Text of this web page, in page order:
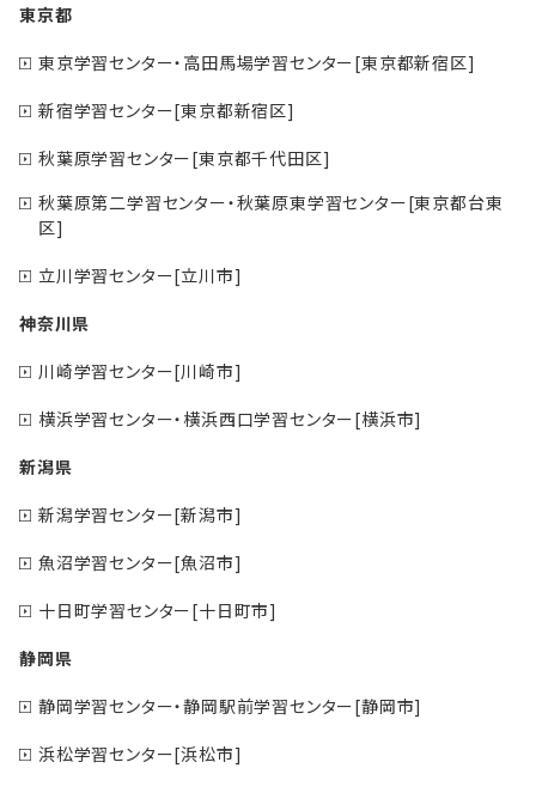
東京都
東京学習センター・高田馬場学習センター[東京都新宿区]
新宿学習センター[東京都新宿区]
秋葉原学習センター[東京都千代田区]
秋葉原第二学習センター・秋葉原東学習センター[東京都台東
区]
立川学習センター[立川市]
神奈川県
川崎学習センター[川崎市]
横浜学習センター・横浜西口学習センター[横浜市]
新潟県
新潟学習センター[新潟市]
魚沼学習センター[魚沼市]
十日町学習センター[十日町市]
静岡県
静岡学習センター・静岡駅前学習センター[静岡市]
浜松学習センター[浜松市]